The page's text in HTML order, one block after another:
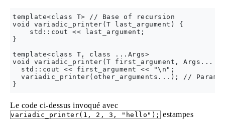
template<class T> // Base of recursion
void variadic_printer(T last_argument) {
    std::cout << last_argument;
}
template<class T, class ...Args>
void variadic_printer(T first_argument, Args...
  std::cout << first_argument << "\n";
variadic_printer(other_arguments...); //
Le code ci-dessus invoqué avec
variadic_printer(1, 2, 3, "hello"); estampes